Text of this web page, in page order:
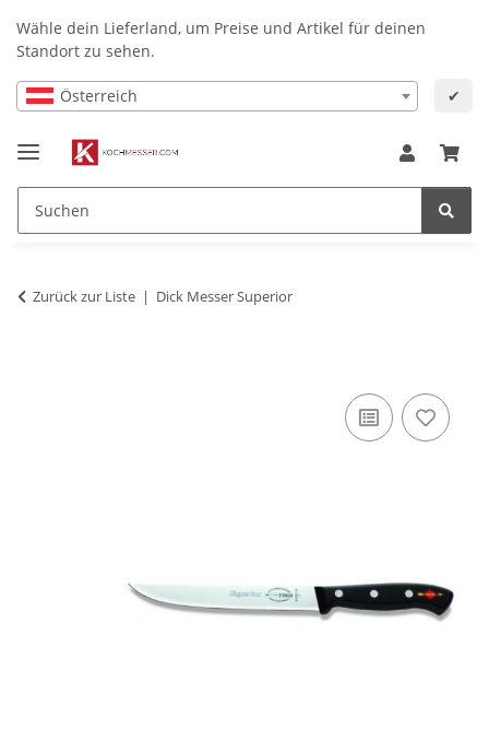
Wähle dein Lieferland, um Preise und Artikel für deinen
Standort zu sehen.
Österreich ✔
Zurück zur Liste Dick Messer Superior